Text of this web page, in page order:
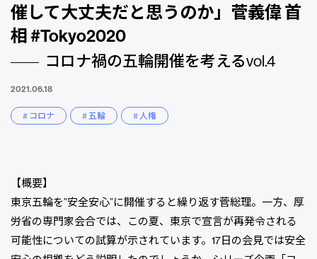
催して大丈夫だと思うのか」菅義偉 首
相 #Tokyo2020
コロナ禍の五輪開催を考えるvol.4
2021.06.18
# コロナ # 五輪 # 人権
【概要】
東京五輪を”安全安心”に開催すると繰り返す菅総理。一方、厚
労省の専門家会合では、この夏、東京で宣言が再発令される
可能性についての試算が示されています。17日の会見では安全